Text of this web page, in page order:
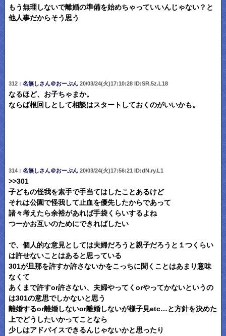
もう無理しないで離婚の準備を始めちゃっていいんじゃない？と
他人事だからそう思う
312 : 名無しさん＠おーぷん20/03/24(火)17:10:28 ID:SR.5z.L18
なるほど、お子ちゃまか。
ならば根回しとして相談はスタートしておくのがいいかも。
314 : 名無しさん＠おーぷん20/03/24(火)17:56:21 ID:dN.ry.L1
>>301
子どもの怪我を素手で手当てはしたことあるけど
それは公園で怪我して止血を優先したからであって
諸々考えたら余裕があれば手袋くらいするよね
つーかお互いのためにできればしたい
で、個人的な意見としては夫婦だろうと親子だろうと１つくらい
は許せないことはあると思っている
301が旦那を許すか許さないかをこっちに聞くことはあまり意味
なくて
あくまで許すor許さない、夫婦やってくorやってかないというの
は301の意思でしかないと思う
離婚するor離婚しないor離婚しないが様子見etc…と方針を決めた
上でどうしたいかってことなら
少しはアドバイスできるんじゃないかと思ったり